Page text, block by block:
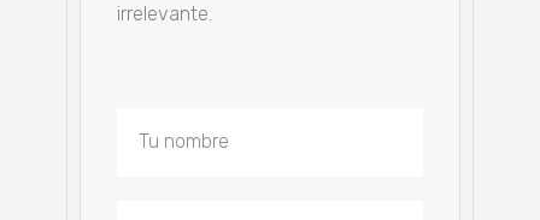
irrelevante.